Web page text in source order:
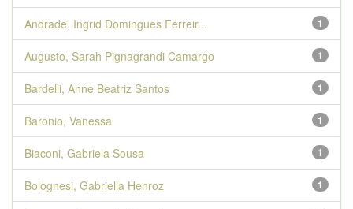
1
Andrade, Ingrid Domingues Ferreir...
1
Augusto, Sarah Pignagrandi Camargo
1
Bardelli, Anne Beatriz Santos
1
Baronio, Vanessa
1
Biaconi, Gabriela Sousa
1
Bolognesi, Gabriella Henroz